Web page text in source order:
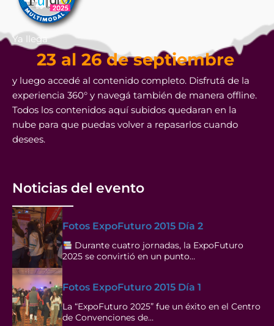
Ya llega
23 al 26 de septiembre
y luego accedé al contenido completo. Disfrutá de la
experiencia 360° y navegá también de manera offline.
Todos los contenidos aquí subidos quedaran en la
nube para que puedas volver a repasarlos cuando
desees.
Noticias del evento
Fotos ExpoFuturo 2015 Día 2
Durante cuatro jornadas, la ExpoFuturo
2025 se convirtió en un punto…
Fotos ExpoFuturo 2015 Día 1
La “ExpoFuturo 2025” fue un éxito en el Centro
de Convenciones de…